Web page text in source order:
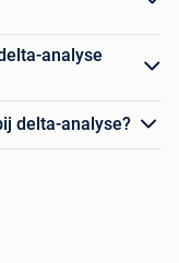
analyse
delta-analyse?